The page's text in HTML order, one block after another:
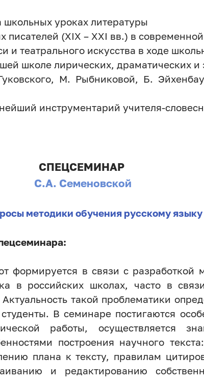
школьных уроках литературы
писателей (XIX – XXI вв.) в
театрального искусства в ходе
школе лирических, драматических и
М. Рыбниковой, Б.
инструментарий учителя-
СПЕЦСЕМИНАР
С.А. Семеновской
методики обучения русскому
формируется в связи с разработкой
в российских школах, часто в
такой проблематики
В семинаре постигаются
работы, осуществляется
построения научного
плана к тексту, правилам
и редактированию